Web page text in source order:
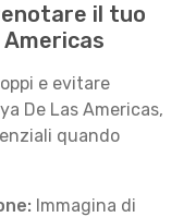
il tuo
Americas
e evitare
De Las Americas,
quando
Immagina di